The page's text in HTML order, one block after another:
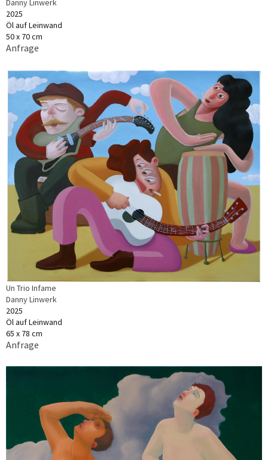
Danny Linwerk
2025
Öl auf Leinwand
50 x 70 cm
Anfrage
Un Trio Infame
Danny Linwerk
2025
Öl auf Leinwand
65 x 78 cm
Anfrage